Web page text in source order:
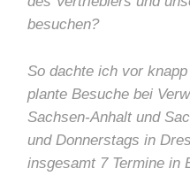
besuchen?
So dachte ich vor
plante Besuche bei
Sachsen-Anhalt und
und Donnerstags in
insgesamt 7 Termine in